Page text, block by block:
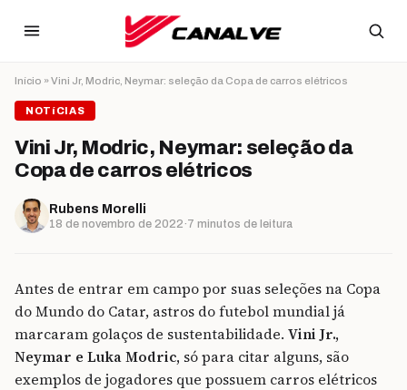
Início »Vini Jr, Modric, Neymar: seleção da Copa de carros elétricos
NOTíCIAS
Vini Jr, Modric, Neymar: seleção da
Copa de carros elétricos
Rubens Morelli
18 de novembro de 2022·7 minutos de leitura
Antes de entrar em campo por suas seleções na Copa
do Mundo do Catar, astros do futebol mundial já
marcaram golaços de sustentabilidade. Vini Jr.,
Neymar e Luka Modric, só para citar alguns, são
exemplos de jogadores que possuem carros elétricos